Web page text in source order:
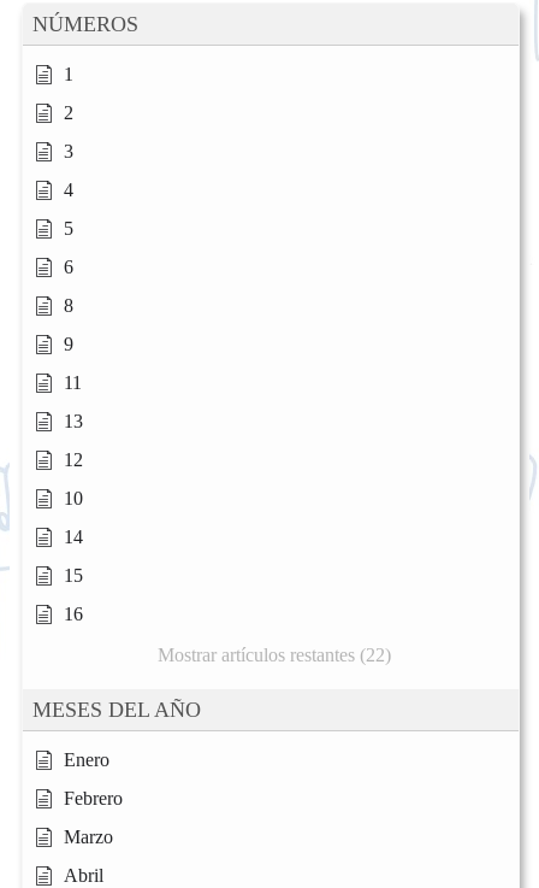
NÚMEROS
1
2
3
4
5
6
8
9
11
13
12
10
14
15
16
Mostrar artículos restantes (22)
MESES DEL AÑO
Enero
Febrero
Marzo
Abril